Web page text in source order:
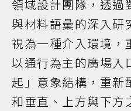
領域設計團隊，透過
與材料語彙的深入研
視為一種介入環境，
以通行為主的廣場入
起」意象結構，重新
和垂直、上方與下方